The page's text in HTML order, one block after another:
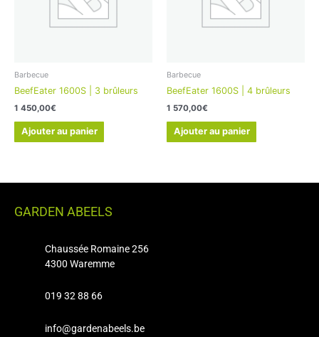
Barbecue
BeefEater 1600S | 3 brûleurs
1 450,00€
Ajouter au panier
Barbecue
BeefEater 1600S | 4 brûleurs
1 570,00€
Ajouter au panier
GARDEN ABEELS
Chaussée Romaine 256
4300 Waremme
019 32 88 66
info@gardenabeels.be